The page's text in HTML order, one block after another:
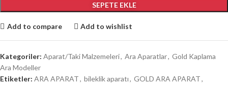
SEPETE EKLE
Add to compare Add to wishlist
Kategoriler: Aparat/Taki Malzemeleri, Ara Aparatlar, Gold Kaplama
Ara Modeller
Etiketler: ARA APARAT, bileklik aparatı, GOLD ARA APARAT,